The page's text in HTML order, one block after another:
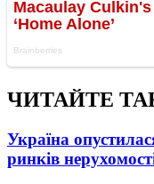
ЧИТАЙТЕ
Україна
ринків